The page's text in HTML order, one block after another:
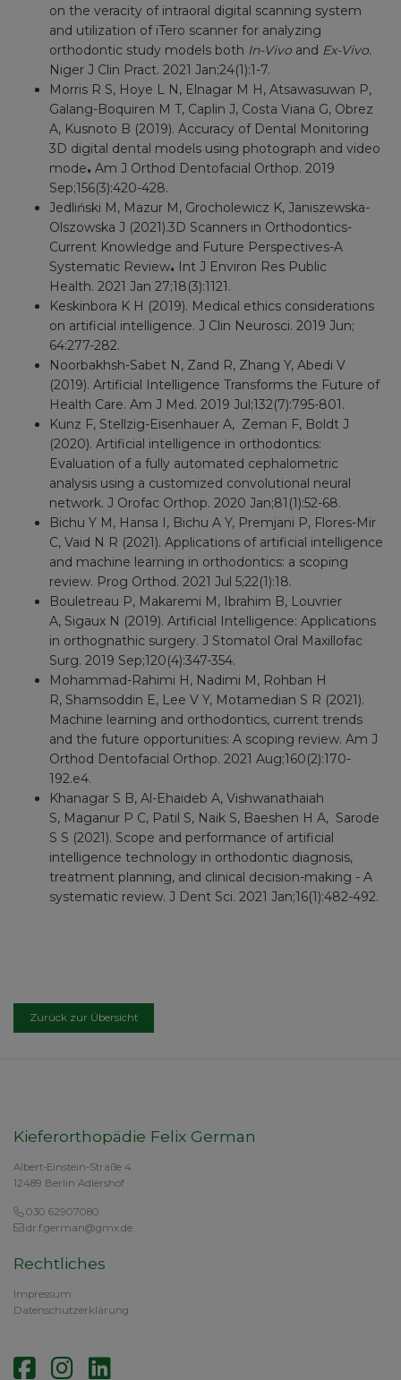
Zurück zur Übersicht
on the veracity of intraoral digital scanning system
and utilization of iTero scanner for analyzing
orthodontic study models both In-Vivo and Ex-Vivo.
Niger J Clin Pract. 2021 Jan;24(1):1-7.
Morris R S, Hoye L N, Elnagar M H, Atsawasuwan P,
Galang-Boquiren M T, Caplin J, Costa Viana G, Obrez
A, Kusnoto B (2019). Accuracy of Dental Monitoring
3D digital dental models using photograph and video
mode. Am J Orthod Dentofacial Orthop. 2019
Sep;156(3):420-428.
Jedliński M, Mazur M, Grocholewicz K, Janiszewska-
Olszowska J (2021).3D Scanners in Orthodontics-
Current Knowledge and Future Perspectives-A
Systematic Review. Int J Environ Res Public
Health. 2021 Jan 27;18(3):1121.
Keskinbora K H (2019). Medical ethics considerations
on artificial intelligence. J Clin Neurosci. 2019 Jun;
64:277-282.
Noorbakhsh-Sabet N, Zand R, Zhang Y, Abedi V
(2019). Artificial Intelligence Transforms the Future of
Health Care. Am J Med. 2019 Jul;132(7):795-801.
Kunz F, Stellzig-Eisenhauer A, Zeman F, Boldt J
(2020). Artificial intelligence in orthodontics:
Evaluation of a fully automated cephalometric
analysis using a customized convolutional neural
network. J Orofac Orthop. 2020 Jan;81(1):52-68.
Bichu Y M, Hansa I, Bichu A Y, Premjani P, Flores-Mir
C, Vaid N R (2021). Applications of artificial intelligence
and machine learning in orthodontics: a scoping
review. Prog Orthod. 2021 Jul 5;22(1):18.
Bouletreau P, Makaremi M, Ibrahim B, Louvrier
A, Sigaux N (2019). Artificial Intelligence: Applications
in orthognathic surgery. J Stomatol Oral Maxillofac
Surg. 2019 Sep;120(4):347-354.
Mohammad-Rahimi H, Nadimi M, Rohban H
R, Shamsoddin E, Lee V Y, Motamedian S R (2021).
Machine learning and orthodontics, current trends
and the future opportunities: A scoping review. Am J
Orthod Dentofacial Orthop. 2021 Aug;160(2):170-
192.e4.
Khanagar S B, Al-Ehaideb A, Vishwanathaiah
S, Maganur P C, Patil S, Naik S, Baeshen H A, Sarode
S S (2021). Scope and performance of artificial
intelligence technology in orthodontic diagnosis,
treatment planning, and clinical decision-making - A
systematic review. J Dent Sci. 2021 Jan;16(1):482-492.
Kieferorthopädie Felix German
Albert-Einstein-Straße 4
12489 Berlin Adlershof
030 62907080
dr.f.german@gmx.de
Rechtliches
Impressum
Datenschutzerklärung